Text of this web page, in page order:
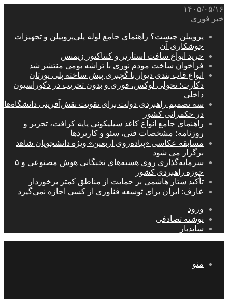
۱۴۰۵/۰۵/۱۶
خبر فوری
پروپیلن چیست؟ راهنمای جامع لوله پلی‌پروپیلن و تجهیزات
جوشکاری آن
خرید انواع سافت استارتر و کنتاکتور زیمنس
فراخوان ساخت مودم نوری با تراشه بومی منتشر شد
انواع قاب بندی دیوار با گچبری پیش ساخته پلی یورتان
دکارت؛ تحولی لوکس، فوری و بدون تخریب در دکوراسیون
داخلی
سه تصمیم راهبردی دولت برای تقویت نقش‌آفرینی دانشگاه‌ها
در حکمرانی کشور
راهنمای جامع انواع کاغذ سیلیکونی پایه کرافت، تحریر و
روزنامه؛ مشخصات فنی، سئو و کاربردها
مسابقه عکاسی «پیاده‌روی اربعین» ویژه دانشجویان شاهد
برگزار می شود
سرمایه‌گذاری روی هسته‌های نخبگانی هوش مصنوعی و ۵
حوزه راهبردی کشور
تأکید ستار هاشمی بر حمایت از مناطق کمتر برخوردار
عارف: ایران برای توسعه فناوری از کسی اجازه نمی‌گیرد
ورود
نوشته تصادفی
سایدبار
منو